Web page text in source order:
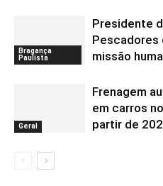
Bragança
Paulista
Presidente
Pescadores
missão
Geral
Frenagem
em carros
partir de